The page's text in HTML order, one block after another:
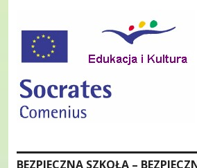
BEZPIECZNA SZKOŁA –